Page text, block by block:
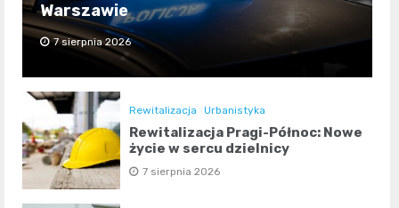
Warszawie
7 sierpnia 2026
Rewitalizacja Urbanistyka
Rewitalizacja Pragi-Północ: Nowe
życie w sercu dzielnicy
7 sierpnia 2026